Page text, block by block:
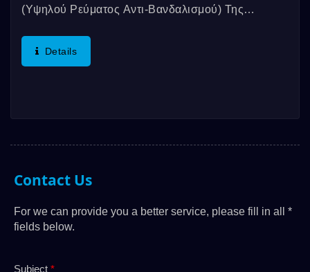
(υψηλού Ρεύματος Αντι-Βανδαλισμού) Της
Details